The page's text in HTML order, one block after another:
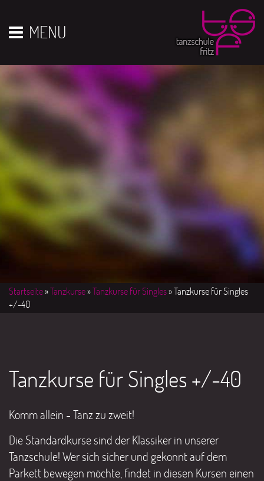
Startseite»Tanzkurse»Tanzkurse für Singles» Tanzkurse für Singles
+/-40
Tanzkurse für Singles +/-40
Komm allein - Tanz zu zweit!
Die Standardkurse sind der Klassiker in unserer
Tanzschule! Wer sich sicher und gekonnt auf dem
Parkett bewegen möchte, findet in diesen Kursen einen